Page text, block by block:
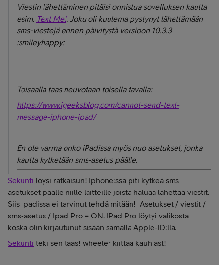
Viestin lähettäminen pitäisi onnistua sovelluksen kautta
esim. Text Me!. Joku oli kuulema pystynyt lähettämään
sms-viestejä ennen päivitystä versioon 10.3.3
:smileyhappy:
Toisaalla taas neuvotaan toisella tavalla:
https://www.igeeksblog.com/cannot-send-text-
message-iphone-ipad/
En ole varma onko iPadissa myös nuo asetukset, jonka
kautta kytketään sms-asetus päälle.
Sekunti löysi ratkaisun! Iphone:ssa piti kytkeä sms
asetukset päälle niille laitteille joista haluaa lähettää viestit.
Siis padissa ei tarvinut tehdä mitään! Asetukset / viestit /
sms-asetus / Ipad Pro = ON. IPad Pro löytyi valikosta
koska olin kirjautunut sisään samalla Apple-ID:llä.
Sekunti teki sen taas! wheeler kiittää kauhiast!